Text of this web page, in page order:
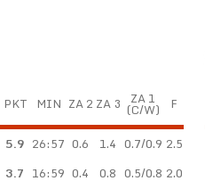
PKT MIN ZA 2 ZA 3 ZA 1
(C/W) F
5.9 26:57 0.6 1.4 0.7/0.9 2.5
3.7 16:59 0.4 0.8 0.5/0.8 2.0